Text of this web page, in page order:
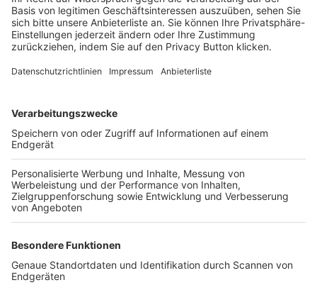
Login SpielPlus
FOLGE DEM BFV
TOP-VEREINE
TOP-PARTNER